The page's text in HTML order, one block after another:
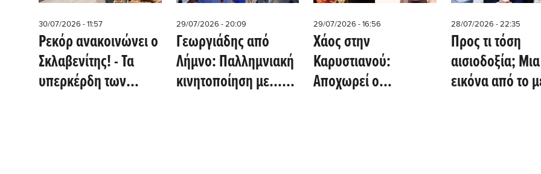
30/07/2026 - 11:57
Ρεκόρ ανακοινώνει ο
Σκλαβενίτης! - Τα
υπερκέρδη των
29/07/2026 - 20:09
Γεωργιάδης από
Λήμνο: Παλλημνιακή
κινητοποίηση με…
29/07/2026 - 16:56
Χάος στην
Καρυστιανού:
Αποχωρεί ο
28/07/2026 - 22:35
Προς τι τόση
αισιοδοξία; Mια
εικόνα από το